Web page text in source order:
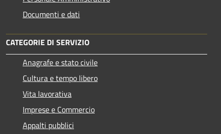
Documenti e dati
CATEGORIE DI SERVIZIO
Anagrafe e stato civile
Cultura e tempo libero
Vita lavorativa
Imprese e Commercio
Appalti pubblici